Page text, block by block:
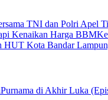
Purnama di Akhir Luka